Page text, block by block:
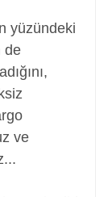
yüzündeki
de
ve